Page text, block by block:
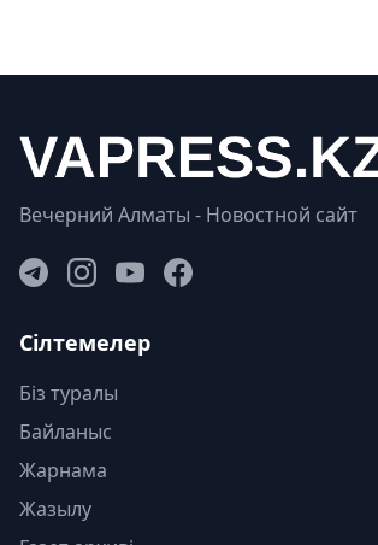
Вечерний Алматы - Новостной сайт
Сілтемелер
Біз туралы
Байланыс
Жарнама
Жазылу